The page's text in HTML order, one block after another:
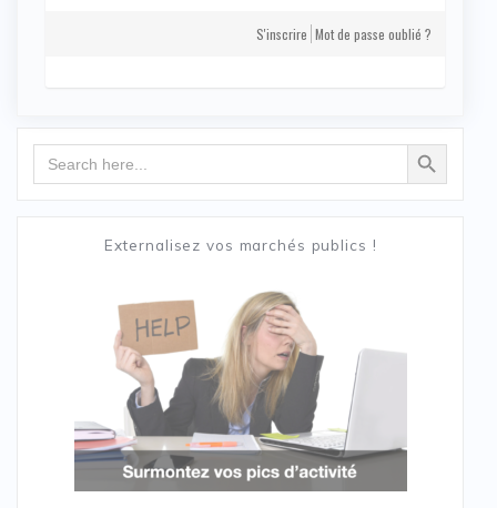
S'inscrire Mot de passe oublié ?
Search Search Button
Externalisez vos marchés publics !